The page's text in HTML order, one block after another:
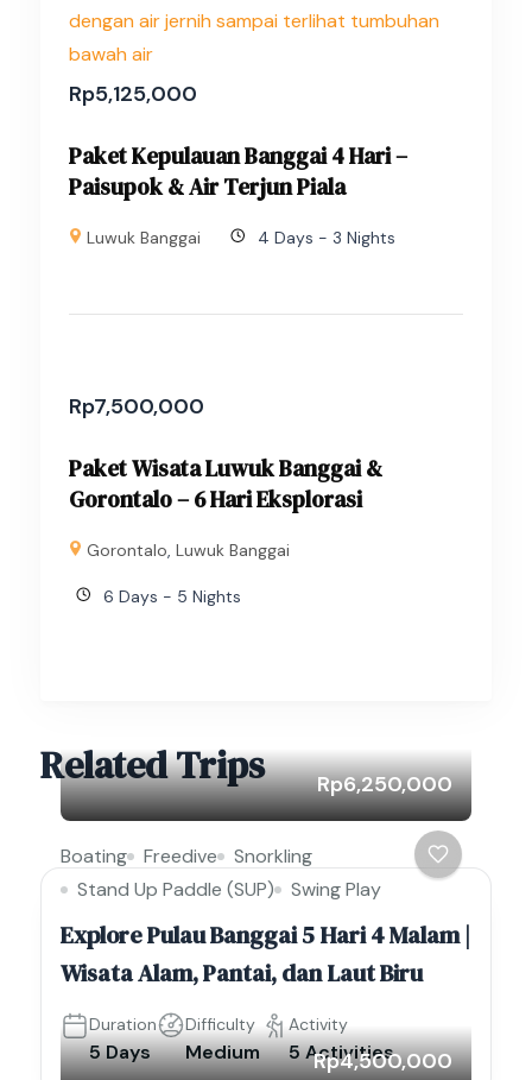
Rp5,125,000
Paket Kepulauan Banggai 4 Hari –
Paisupok & Air Terjun Piala
Luwuk Banggai 4 Days - 3 Nights
Rp7,500,000
Paket Wisata Luwuk Banggai &
Gorontalo – 6 Hari Eksplorasi
Gorontalo ,Luwuk Banggai
6 Days - 5 Nights
Related Trips Rp6,250,000
Boating Freedive
Snorkling
Stand Up Paddle (SUP)
Swing Play
Explore Pulau Banggai 5 Hari 4 Malam |
Wisata Alam, Pantai, dan Laut Biru
Duration
5 Days
Difficulty
Medium
Activity
5 Activities
Rp4,500,000